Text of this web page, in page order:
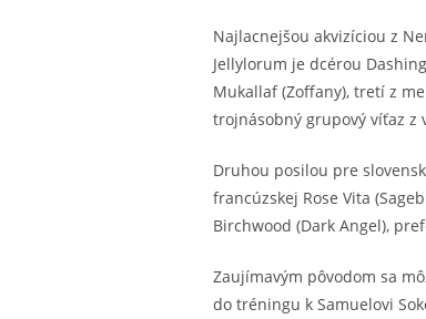
Najlacnejšou akvizíciou z
Jellylorum je dcérou
Mukallaf (Zoffany), tretí z
trojnásobný grupový víťaz z
Druhou posilou pre
francúzskej Rose Vita
Birchwood (Dark Angel),
Zaujímavým pôvodom sa
do tréningu k Samuelovi